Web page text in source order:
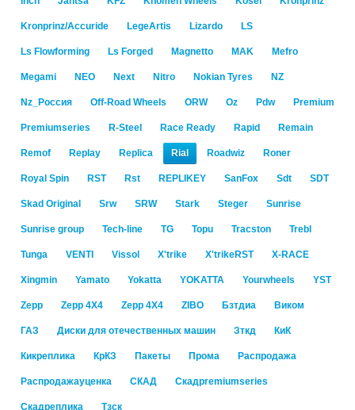
Kronprinz/Accuride LegeArtis Lizardo LS
Ls Flowforming Ls Forged Magnetto MAK Mefro
Megami NEO Next Nitro Nokian Tyres NZ
Nz_Россия Off-Road Wheels ORW Oz Pdw Premium
Premiumseries R-Steel Race Ready Rapid Remain
Remof Replay Replica Rial Roadwiz Roner
Royal Spin RST Rst RЕPLIKEY SanFox Sdt SDT
Skad Original Srw SRW Stark Steger Sunrise
Sunrise group Tech-line TG Topu Tracston Trebl
Tunga VENTI Vissol X'trike X'trikeRST X-RACE
Xingmin Yamato Yokatta YOKATTA Yourwheels YST
Zepp Zepp 4X4 Zepp 4Х4 ZIBO Бзтдиа Виком
ГАЗ Диски для отечественных машин Зткд КиК
Кикреплика КрКЗ Пакеты Прома Распродажа
Распродажауценка СКАД Скадpremiumseries
Скадреплика Тзск